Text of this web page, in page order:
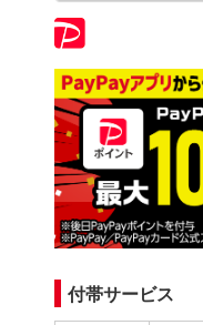
付帯サービス